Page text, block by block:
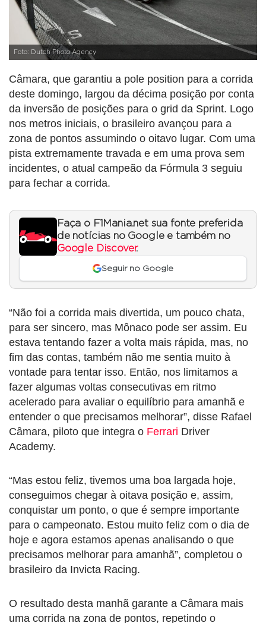
Foto: Dutch Photo Agency
Câmara, que garantiu a pole position para a corrida
deste domingo, largou da décima posição por conta
da inversão de posições para o grid da Sprint. Logo
nos metros iniciais, o brasileiro avançou para a
zona de pontos assumindo o oitavo lugar. Com uma
pista extremamente travada e em uma prova sem
incidentes, o atual campeão da Fórmula 3 seguiu
para fechar a corrida.
Faça o F1Mania.net sua fonte preferida
de notícias no Google e também no
Google Discover.
Seguir no Google
“Não foi a corrida mais divertida, um pouco chata,
para ser sincero, mas Mônaco pode ser assim. Eu
estava tentando fazer a volta mais rápida, mas, no
fim das contas, também não me sentia muito à
vontade para tentar isso. Então, nos limitamos a
fazer algumas voltas consecutivas em ritmo
acelerado para avaliar o equilíbrio para amanhã e
entender o que precisamos melhorar”, disse Rafael
Câmara, piloto que integra o Ferrari Driver
Academy.
“Mas estou feliz, tivemos uma boa largada hoje,
conseguimos chegar à oitava posição e, assim,
conquistar um ponto, o que é sempre importante
para o campeonato. Estou muito feliz com o dia de
hoje e agora estamos apenas analisando o que
precisamos melhorar para amanhã”, completou o
brasileiro da Invicta Racing.
O resultado desta manhã garante a Câmara mais
uma corrida na zona de pontos, repetindo o